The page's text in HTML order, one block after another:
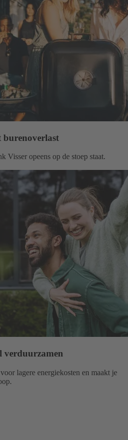
burenoverlast
Visser opeens op de stoep staat.
verduurzamen
lagere energiekosten en maakt je